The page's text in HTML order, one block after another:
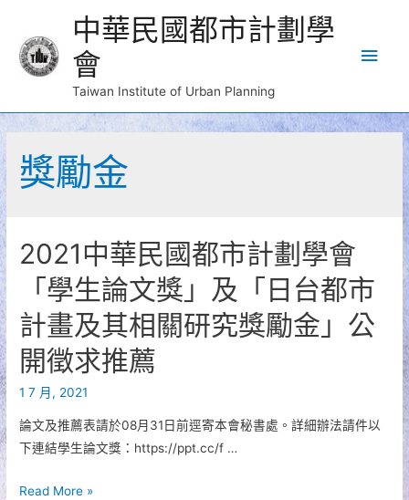
中華民國都市計劃學
會
Taiwan Institute of Urban Planning
Main
獎勵金
2021中華民國都市計劃學會
「學生論文獎」及「日台都市
計畫及其相關研究獎勵金」公
開徵求推薦
1 7 月, 2021
論文及推薦表請於08月31日前逕寄本會秘書處。詳細辦法請件以
下連結學生論文獎：https://ppt.cc/f …
2021
Read More »